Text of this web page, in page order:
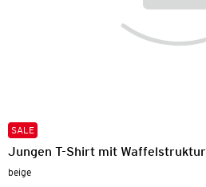
SALE
Jungen T-Shirt mit Waffelstruktur
beige